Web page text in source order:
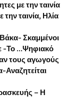
με την ταινία
την ταινία, Ηλία
Σκαμμένοι
-Το …Ψηφιακό
τους αγωγούς
– Η